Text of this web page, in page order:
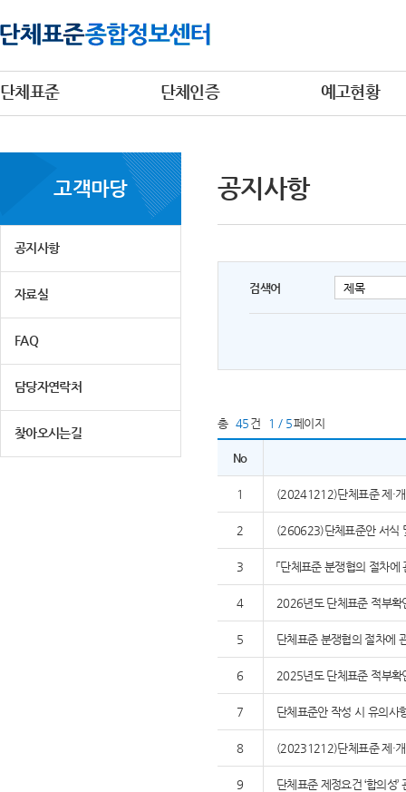
단체표준 단체인증 예고현황
고객마당
공지사항
자료실
FAQ
담당자연락처
찾아오시는길
공지사항
검색어
총 45 건 1 / 5페이지
No
1 (20241212)단체표준 제·
2 (260623)단체표준안 서식
3 「단체표준 분쟁협의 절차에
4 2026년도 단체표준 적부확
5 단체표준 분쟁협의 절차에
6 2025년도 단체표준 적부확
7 단체표준안 작성 시 유의사
8 (20231212)단체표준 제·
9 단체표준 제정요건 ‘합의성